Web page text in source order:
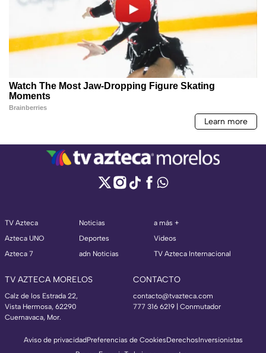
TV Azteca
Azteca UNO
Azteca 7
Noticias
Deportes
adn Noticias
a más +
Videos
TV Azteca Internacional
TV AZTECA MORELOS
Calz de los Estrada 22,
Vista Hermosa, 62290
Cuernavaca, Mor.
CONTACTO
contacto@tvazteca.com
777 316 6219 | Conmutador
Aviso de privacidadPreferencias de CookiesDerechosInversionistas